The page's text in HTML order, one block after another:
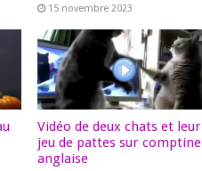
15 novembre 2023
Vidéo de deux chats et leur
jeu de pattes sur comptine
anglaise